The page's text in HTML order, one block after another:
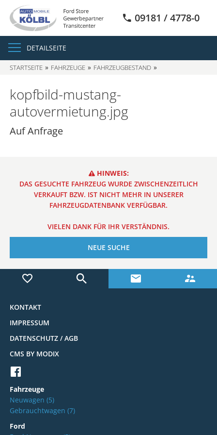
09181 / 4778-0
DETAILSEITE
STARTSEITE FAHRZEUGE FAHRZEUGBESTAND
kopfbild-mustang-
autovermietung.jpg
Auf Anfrage
HINWEIS:
DAS GESUCHTE FAHRZEUG WURDE ZWISCHENZEITLICH
VERKAUFT BZW. IST NICHT MEHR IN UNSERER
FAHRZEUGDATENBANK VERFÜGBAR.
VIELEN DANK FÜR IHR VERSTÄNDNIS.
NEUE SUCHE
KONTAKT
IMPRESSUM
DATENSCHUTZ / AGB
CMS BY MODIX
Fahrzeuge
Neuwagen (5)
Gebrauchtwagen (7)
Ford